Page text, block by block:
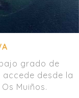
grado de
desde la
Muiños.